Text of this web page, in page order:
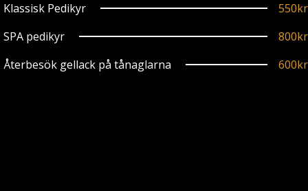
Klassisk Pedikyr
550kr
SPA pedikyr
800kr
Återbesök gellack på tånaglarna
600kr